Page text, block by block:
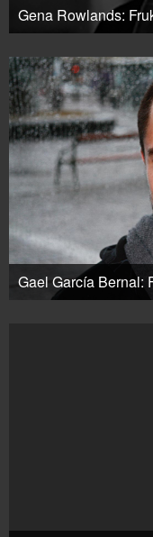
Gena Rowlands:
Gael García Bernal: